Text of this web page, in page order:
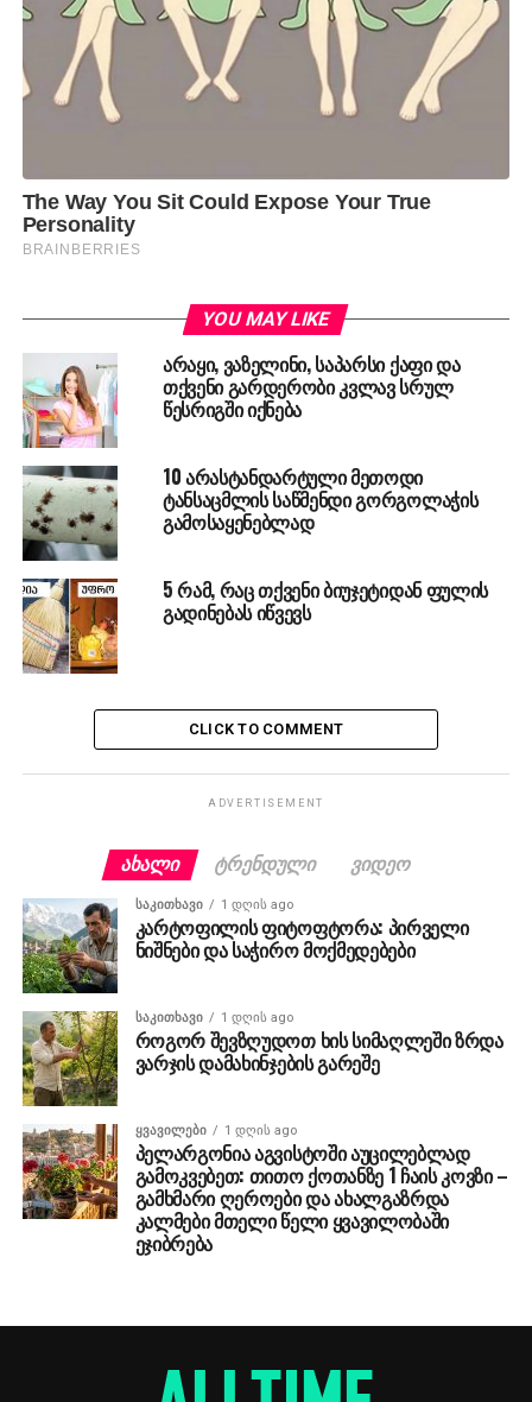
YOU MAY LIKE
არაყი, ვაზელინი, საპარსი ქაფი და
თქვენი გარდერობი კვლავ სრულ
წესრიგში იქნება
10 არასტანდარტული მეთოდი
ტანსაცმლის საწმენდი გორგოლაჭის
გამოსაყენებლად
5 რამ, რაც თქვენი ბიუჯეტიდან ფულის
გადინებას იწვევს
CLICK TO COMMENT
ADVERTISEMENT
ᲐᲮᲐᲚᲘ ᲢᲠᲔᲜᲓᲣᲚᲘ ᲕᲘᲓᲔᲝ
ᲡᲐᲙᲘᲗᲮᲐᲕᲘ 1 დღის ago
კარტოფილის ფიტოფტორა: პირველი
ნიშნები და საჭირო მოქმედებები
ᲡᲐᲙᲘᲗᲮᲐᲕᲘ 1 დღის ago
როგორ შევზღუდოთ ხის სიმაღლეში ზრდა
ვარჯის დამახინჯების გარეშე
ᲧᲕᲐᲕᲘᲚᲔᲑᲘ 1 დღის ago
პელარგონია აგვისტოში აუცილებლად
გამოკვებეთ: თითო ქოთანზე 1 ჩაის კოვზი –
გამხმარი ღეროები და ახალგაზრდა
კალმები მთელი წელი ყვავილობაში
ეჯიბრება